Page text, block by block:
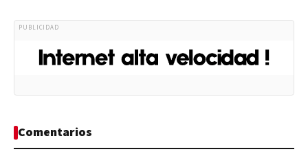
PUBLICIDAD
Comentarios